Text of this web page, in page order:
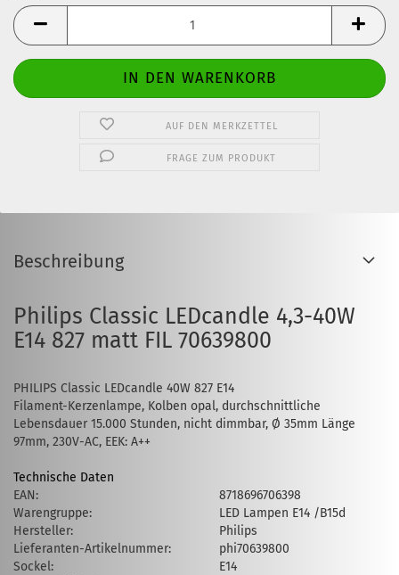
Stck.
AUF DEN MERKZETTEL
FRAGE ZUM PRODUKT
Beschreibung
Philips Classic LEDcandle 4,3-40W
E14 827 matt FIL 70639800
PHILIPS Classic LEDcandle 40W 827 E14
Filament-Kerzenlampe, Kolben opal, durchschnittliche
Lebensdauer 15.000 Stunden, nicht dimmbar, Ø 35mm Länge
97mm, 230V-AC, EEK: A++
Technische Daten
EAN:
8718696706398
Warengruppe:
LED Lampen E14 /B15d
Hersteller:
Philips
Lieferanten-Artikelnummer:
phi70639800
Sockel:
E14